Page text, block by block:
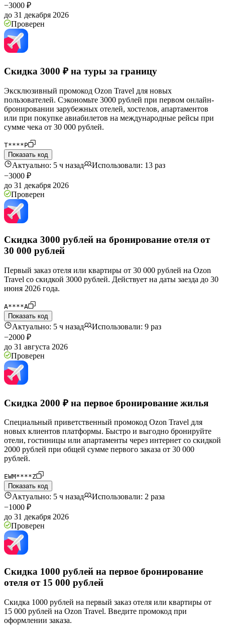
−3000 ₽
до 31 декабря 2026
Проверен
Скидка 3000 ₽ на туры за границу
Эксклюзивный промокод Ozon Travel для новых
пользователей. Сэкономьте 3000 рублей при первом онлайн-
бронировании зарубежных отелей, хостелов, апартаментов
или при покупке авиабилетов на международные рейсы при
сумме чека от 30 000 рублей.
T****P
Показать код
Актуально: 5 ч назад
Использовали: 13 раз
−3000 ₽
до 31 декабря 2026
Проверен
Скидка 3000 рублей на бронирование отеля от
30 000 рублей
Первый заказ отеля или квартиры от 30 000 рублей на Ozon
Travel со скидкой 3000 рублей. Действует на даты заезда до 30
июня 2026 года.
A****A
Показать код
Актуально: 5 ч назад
Использовали: 9 раз
−2000 ₽
до 31 августа 2026
Проверен
Скидка 2000 ₽ на первое бронирование жилья
Специальный приветственный промокод Ozon Travel для
новых клиентов платформы. Быстро и выгодно бронируйте
отели, гостиницы или апартаменты через интернет со скидкой
2000 рублей при общей сумме первого заказа от 30 000
рублей.
EWM****Z
Показать код
Актуально: 5 ч назад
Использовали: 2 раза
−1000 ₽
до 31 декабря 2026
Проверен
Скидка 1000 рублей на первое бронирование
отеля от 15 000 рублей
Скидка 1000 рублей на первый заказ отеля или квартиры от
15 000 рублей на Ozon Travel. Введите промокод при
оформлении заказа.